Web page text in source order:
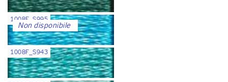
Non disponibile
1008F_S995
1008F_S943